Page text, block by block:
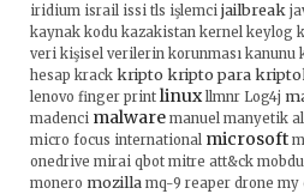
iridium israil issi tls işlemci jailbreak
kaynak kodu kazakistan kernel keylog
veri kişisel verilerin korunması kanunu
hesap krack kripto kripto para
lenovo finger print linux llmnr Log4j
madenci malware manuel manyetik
micro focus international microsoft
onedrive mirai qbot mitre att&ck
monero mozilla mq-9 reaper drone my